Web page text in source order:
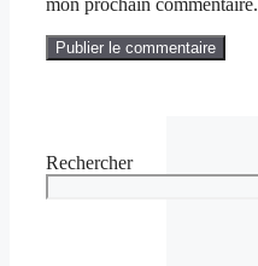
mon prochain commentaire.
Rechercher